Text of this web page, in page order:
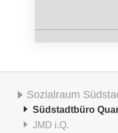
Sozialraum
Südstadtbüro
JMD i.Q.